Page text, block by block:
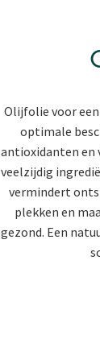
Olijfolie voor
optimale
antioxidanten en
veelzijdig
vermindert
plekken en
gezond. Een